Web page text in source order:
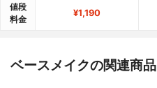
値段
料金
¥1,190
ベースメイクの関連商品